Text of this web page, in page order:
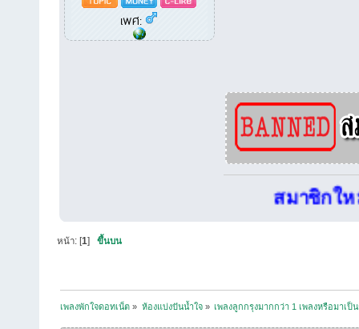
เพศ:
สมาชิกให
หน้า: [1 ]ขึ้นบน
เพลงพักใจดอทเน็ต » ห้องแบ่งปันน้ำใจ» เพลงลูกกรุงมากกว่า 1 เพลงหรือมาเป็